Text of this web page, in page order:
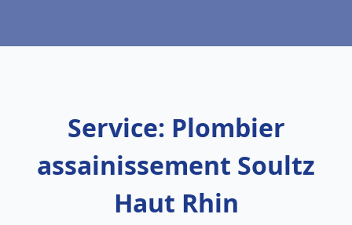
Service: Plombier
assainissement Soultz
Haut Rhin